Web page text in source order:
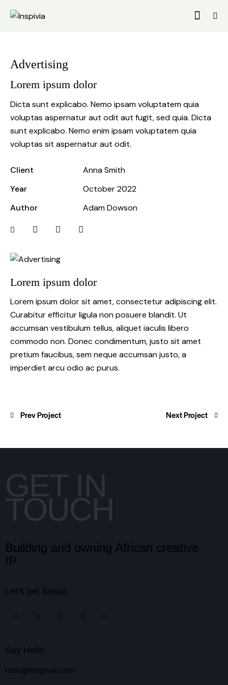
Advertising
Lorem ipsum dolor
Dicta sunt explicabo. Nemo ipsam voluptatem quia
voluptas aspernatur aut odit aut fugit, sed quia. Dicta
sunt explicabo. Nemo enim ipsam voluptatem quia
voluptas sit aspernatur aut odit.
Client
Anna Smith
Year
October 2022
Author
Adam Dowson
Lorem ipsum dolor
Lorem ipsum dolor sit amet, consectetur adipiscing elit.
Curabitur efficitur ligula non posuere blandit. Ut
accumsan vestibulum tellus, aliquet iaculis libero
commodo non. Donec condimentum, justo sit amet
pretium faucibus, sem neque accumsan justo, a
imperdiet arcu odio ac purus.
Prev Project Next Project
Building and owning African creative
IP
Let's get Social
Say Hello
hello@inspivia.com